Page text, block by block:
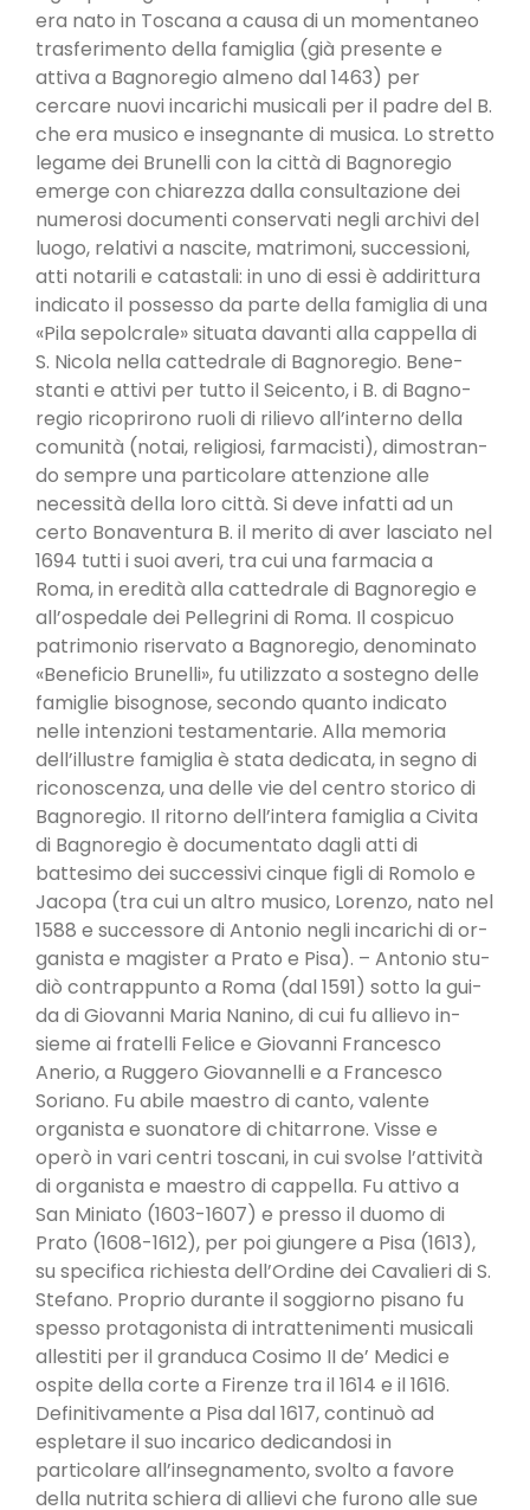
era nato in Toscana a causa di un momentaneo
trasferimento della famiglia (già presente e
attiva a Bagnoregio almeno dal 1463) per
cercare nuovi incarichi musicali per il padre del B.
che era musico e insegnante di musica. Lo stretto
legame dei Brunelli con la città di Bagno­regio
emerge con chiarezza dalla consultazione dei
numerosi documenti conservati negli archivi del
luogo, relativi a nascite, matrimoni, successioni,
atti notarili e catastali: in uno di essi è addirittura
indicato il possesso da parte della famiglia di una
«Pila sepolcrale» situata davanti alla cappella di
S. Nicola nella cattedrale di Bagnoregio. Bene­
stanti e attivi per tutto il Seicento, i B. di Bagno­
regio ricoprirono ruoli di rilievo all’interno della
comunità (notai, religiosi, farmacisti), dimostran­
do sempre una particolare attenzione alle
necessi­tà della loro città. Si deve infatti ad un
certo Bo­naventura B. il merito di aver lasciato nel
1694 tut­ti i suoi averi, tra cui una farmacia a
Roma, in ere­dità alla cattedrale di Bagnoregio e
all’ospedale dei Pellegrini di Roma. Il cospicuo
patrimonio ri­servato a Bagnoregio, denominato
«Beneficio Brunelli», fu utilizzato a sostegno delle
famiglie bisognose, secondo quanto indicato
nelle inten­zioni testamentarie. Alla memoria
dell’illustre fa­miglia è stata dedicata, in segno di
riconoscenza, una delle vie del centro storico di
Bagnoregio. Il ritorno dell’intera famiglia a Civita
di Bagnoregio è documentato dagli atti di
battesimo dei successivi cinque figli di Romolo e
Jacopa (tra cui un altro musico, Lorenzo, nato nel
1588 e successore di Antonio negli incarichi di or­
ganista e magister a Prato e Pisa). – Antonio stu­
diò contrappunto a Roma (dal 1591) sotto la gui­
da di Giovanni Maria Nanino, di cui fu allievo in­
sieme ai fratelli Felice e Giovanni Francesco
Anerio, a Ruggero Giovannelli e a Francesco
Soriano. Fu abile maestro di canto, valente
organista e suo­natore di chitarrone. Visse e
operò in vari centri toscani, in cui svolse l’attività
di organista e mae­stro di cappella. Fu attivo a
San Miniato (1603-­1607) e presso il duomo di
Prato (1608-1612), per poi giungere a Pisa (1613),
su specifica richiesta dell’Ordine dei Cavalieri di S.
Stefano. Proprio durante il soggiorno pisano fu
spesso protagonista di intrattenimenti musicali
allestiti per il granduca Cosimo II de’ Medici e
ospite della corte a Firen­ze tra il 1614 e il 1616.
Definitivamente a Pisa dal 1617, continuò ad
espletare il suo incarico dedi­candosi in
particolare all’insegnamento, svolto a favore
della nutrita schiera di allievi che furono alle sue